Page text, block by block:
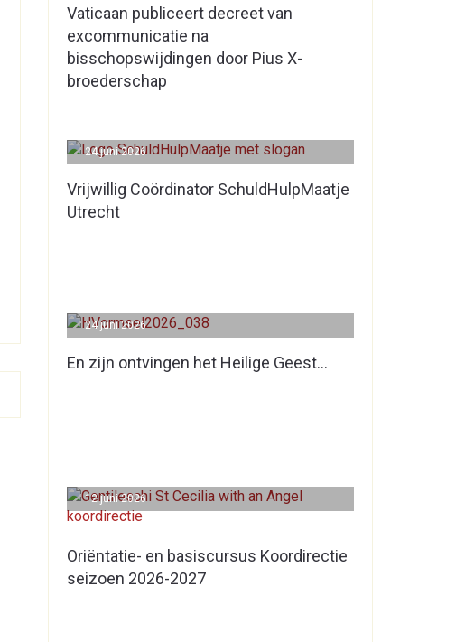
Vaticaan publiceert decreet van
excommunicatie na
bisschopswijdingen door Pius X-
broederschap
Vrijwillig Coördinator SchuldHulpMaatje
Utrecht
24 juni 2026
En zijn ontvingen het Heilige Geest…
24 juni 2026
Oriëntatie- en basiscursus Koordirectie
seizoen 2026-2027
12 juni 2026